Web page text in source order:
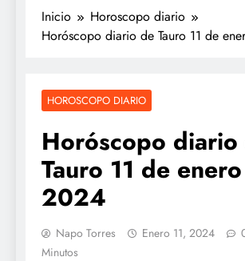
Inicio
Horoscopo diario
Horóscopo diario de Tauro 11 de
HOROSCOPO DIARIO
Horóscopo diario
Tauro 11 de
2024
Napo Torres Enero 11, 2024
Minutos